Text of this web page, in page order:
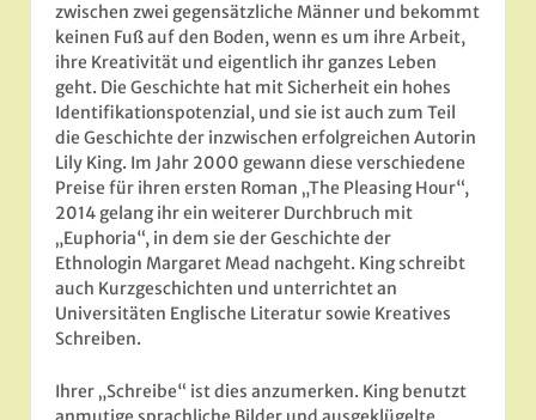
zwischen zwei gegensätzliche Männer und bekommt
keinen Fuß auf den Boden, wenn es um ihre Arbeit,
ihre Kreativität und eigentlich ihr ganzes Leben
geht. Die Geschichte hat mit Sicherheit ein hohes
Identifikationspotenzial, und sie ist auch zum Teil
die Geschichte der inzwischen erfolgreichen Autorin
Lily King. Im Jahr 2000 gewann diese verschiedene
Preise für ihren ersten Roman „The Pleasing Hour“,
2014 gelang ihr ein weiterer Durchbruch mit
„Euphoria“, in dem sie der Geschichte der
Ethnologin Margaret Mead nachgeht. King schreibt
auch Kurzgeschichten und unterrichtet an
Universitäten Englische Literatur sowie Kreatives
Schreiben.
Ihrer „Schreibe“ ist dies anzumerken. King benutzt